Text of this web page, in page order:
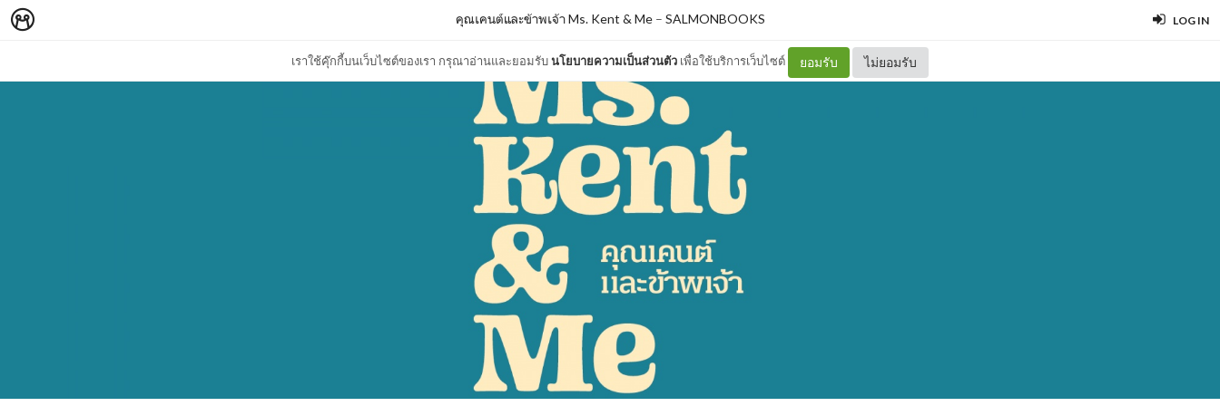
LOG IN
เราใช้คุ๊กกี้บนเว็บไซต์ของเรา กรุณาอ่านและยอมรับนโยบายความเป็นส่วนตัว เพื่อใช้บริการเว็บไซต์ ยอมรับ ไม่ยอมรับ
คุณเคนต์และข้าพเจ้า Ms. Kent & Me– SALMONBOOKS